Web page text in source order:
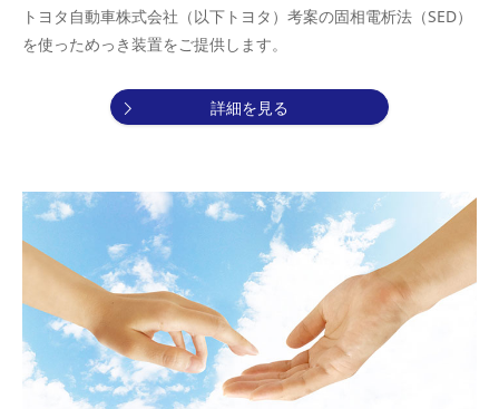
トヨタ自動車株式会社（以下トヨタ）考案の固相電析法（SED）
を使っためっき装置をご提供します。
詳細を見る